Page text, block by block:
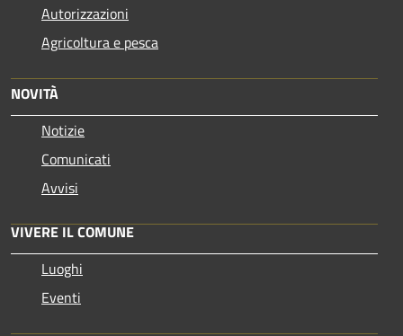
Autorizzazioni
Agricoltura e pesca
NOVITÀ
Notizie
Comunicati
Avvisi
VIVERE IL COMUNE
Luoghi
Eventi